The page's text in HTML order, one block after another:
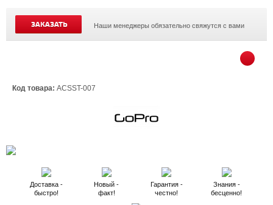
ЗАКАЗАТЬ Наши менеджеры обязательно свяжутся с вами
Код товара: ACSST-007
Доставка -
быстро!
Новый -
факт!
Гарантия -
честно!
Знания -
бесценно!